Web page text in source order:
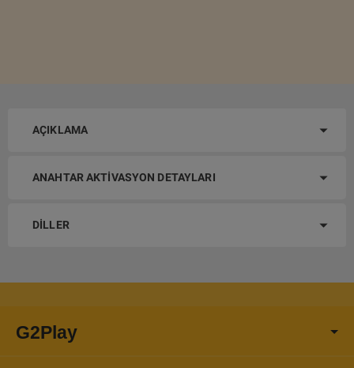
AÇIKLAMA
ANAHTAR AKTIVASYON DETAYLARI
DILLER
G2Play